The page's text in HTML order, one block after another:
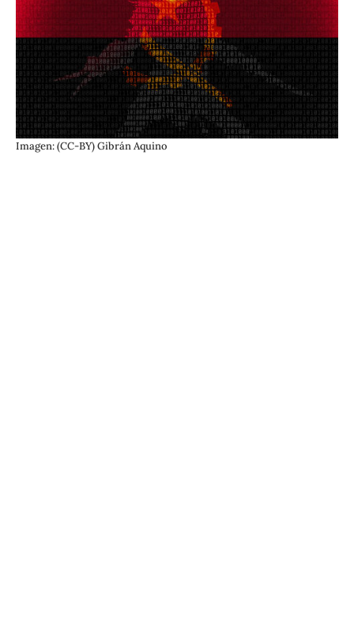
Imagen: (CC-BY) Gibrán Aquino